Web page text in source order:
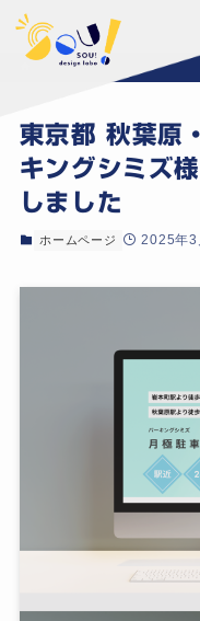
ホーム 制作実績
東京都 秋葉原
キングシミズ
しました
ホームページ 2025年3